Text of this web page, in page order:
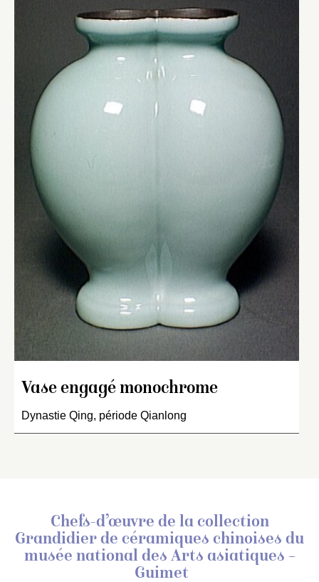
Vase engagé monochrome
Dynastie Qing, période Qianlong
Chefs-d’œuvre de la collection
Grandidier de céramiques chinoises du
musée national des Arts asiatiques –
Guimet